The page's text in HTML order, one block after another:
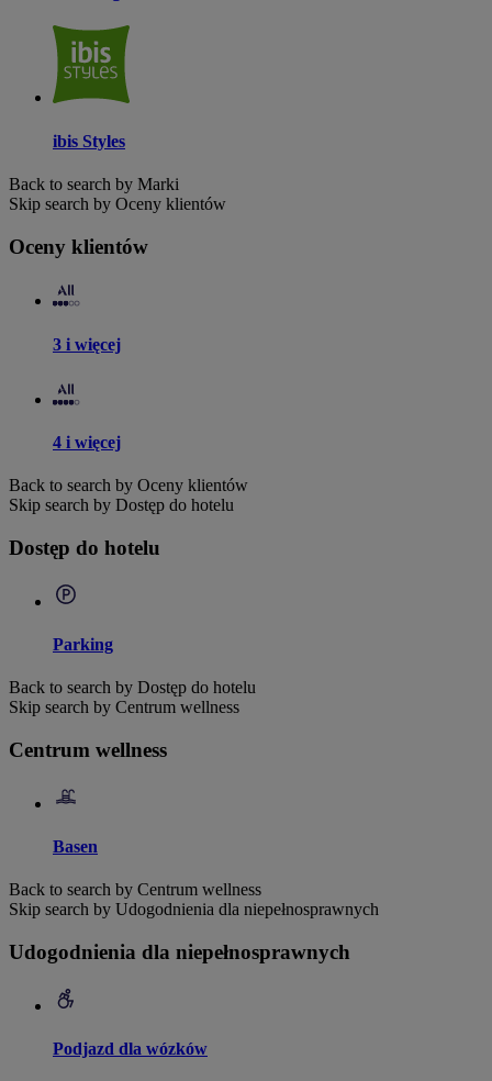
ibis Styles
Back to search by Marki
Skip search by Oceny klientów
Oceny klientów
3 i więcej
4 i więcej
Back to search by Oceny klientów
Skip search by Dostęp do hotelu
Dostęp do hotelu
Parking
Back to search by Dostęp do hotelu
Skip search by Centrum wellness
Centrum wellness
Basen
Back to search by Centrum wellness
Skip search by Udogodnienia dla niepełnosprawnych
Udogodnienia dla niepełnosprawnych
Podjazd dla wózków